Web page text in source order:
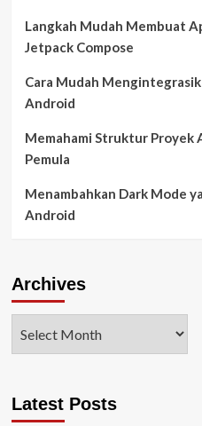
Langkah Mudah Membuat
Jetpack Compose
Cara Mudah
Android
Memahami Struktur Proyek
Pemula
Menambahkan Dark Mode
Android
Archives
Latest Posts